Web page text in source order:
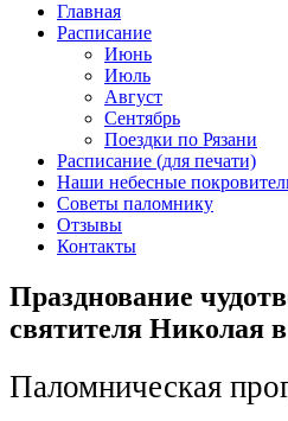
Главная
Расписание
Июнь
Июль
Август
Сентябрь
Поездки по Рязани
Расписание (для печати)
Наши небесные
Советы паломнику
Отзывы
Контакты
Празднование
святителя Николая
Паломническая